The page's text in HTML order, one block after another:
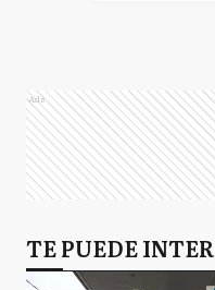
Ads
TE PUEDE